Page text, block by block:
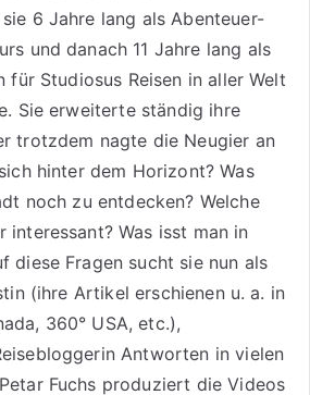
6 Jahre lang als Abenteuer-
und danach 11 Jahre lang als
für Studiosus Reisen in aller Welt
Sie erweiterte ständig ihre
trotzdem nagte die Neugier an
hinter dem Horizont? Was
noch zu entdecken? Welche
interessant? Was isst man in
diese Fragen sucht sie nun als
(ihre Artikel erschienen u. a. in
360° USA, etc.),
Antworten in vielen
Fuchs produziert die Videos